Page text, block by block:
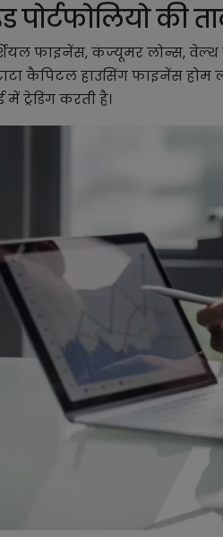
पोर्टफोलियो की
फाइनेंस, कंज्यूमर लोन्स, वेल्थ
कैपिटल हाउसिंग फाइनेंस होम
ट्रेडिंग करती है।